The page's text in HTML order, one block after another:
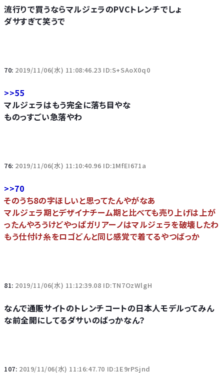
流行りで買うならマルジェラのPVCトレンチでしょ
ダサすぎて笑うで
70: 2019/11/06(水) 11:08:46.23 ID:S+SAoX0q0
>>55
マルジェラはもう完全に落ち目やな
ものっすごい急落やわ
76: 2019/11/06(水) 11:10:40.96 ID:1MfEI671a
>>70
そのうち8の字ほしいと思ってたんやがなあ
マルジェラ期とデザイナチーム期と比べても売り上げは上が
ったんやろうけどやっぱガリアーノはマルジェラを破壊したわ
もう仕付け糸をロゴどんと同じ感覚で着てるやつばっか
81: 2019/11/06(水) 11:12:39.08 ID:TN7OzWlgH
なんで通販サイトのトレンチコートの日本人モデルってみん
な前全開にしてるダサいのばっかなん？
107: 2019/11/06(水) 11:16:47.70 ID:1E9rPSjnd